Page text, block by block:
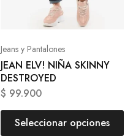
Jeans y Pantalones
JEAN ELV! NIÑA SKINNY
DESTROYED
$ 99.900
Seleccionar opciones